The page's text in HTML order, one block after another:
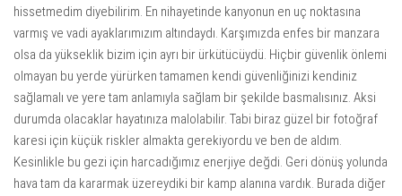
hissetmedim diyebilirim. En nihayetinde kanyonun en uç noktasına
varmış ve vadi ayaklarımızım altındaydı. Karşımızda enfes bir manzara
olsa da yükseklik bizim için ayrı bir ürkütücüydü. Hiçbir güvenlik önlemi
olmayan bu yerde yürürken tamamen kendi güvenliğinizi kendiniz
sağlamalı ve yere tam anlamıyla sağlam bir şekilde basmalısınız. Aksi
durumda olacaklar hayatınıza malolabilir. Tabi biraz güzel bir fotoğraf
karesi için küçük riskler almakta gerekiyordu ve ben de aldım.
Kesinlikle bu gezi için harcadığımız enerjiye değdi. Geri dönüş yolunda
hava tam da kararmak üzereydiki bir kamp alanına vardık. Burada diğer